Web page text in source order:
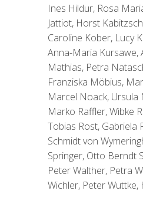
Ines Hildur, Rosa
Jattiot, Horst
Caroline Kober, Lucy
Anna-Maria Kursawe,
Mathias, Petra
Franziska Möbius,
Marcel Noack, Ursula
Marko Raffler, Wibke
Tobias Rost, Gabriela
Schmidt von
Springer, Otto Berndt
Peter Walther, Petra
Wichler, Peter Wuttke,